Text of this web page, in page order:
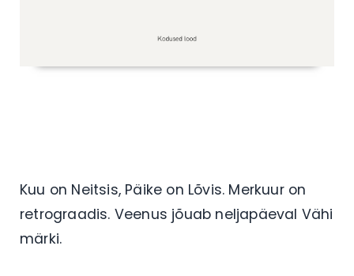
Kuu on Neitsis, Päike on Lõvis. Merkuur on
retrograadis. Veenus jõuab neljapäeval Vähi
märki.